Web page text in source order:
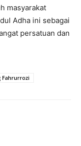
masyarakat
Adha ini sebagai
persatuan dan
Fahrurrozi